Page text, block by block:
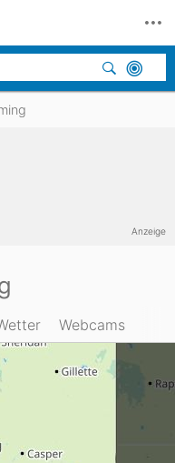
Webcams
Anzeige